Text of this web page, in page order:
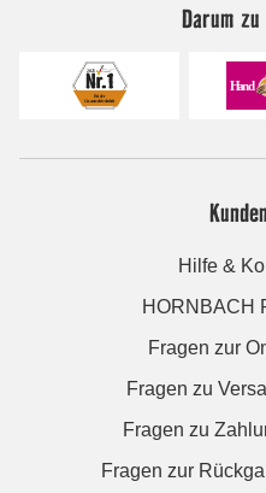
Darum zu
Hilfe &
HORNBACH
Fragen zur
Fragen zu
Fragen zu
Fragen zur